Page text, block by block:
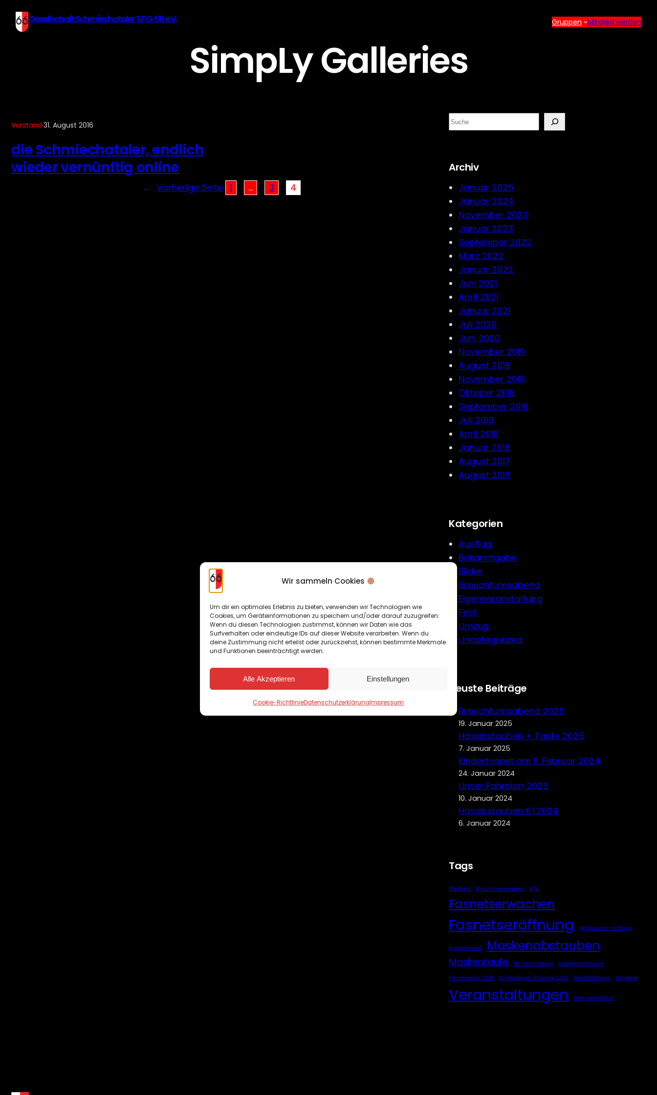
Wir sammeln Cookies
Um dir ein optimales Erlebnis zu bieten, verwenden wir Technologien wie
Cookies, um Geräteinformationen zu speichern und/oder darauf zuzugreifen.
Wenn du diesen Technologien zustimmst, können wir Daten wie das
Surfverhalten oder eindeutige IDs auf dieser Website verarbeiten. Wenn du
deine Zustimmung nicht erteilst oder zurückziehst, können bestimmte Merkmale
und Funktionen beeinträchtigt werden.
Alle Akzeptieren Einstellungen
Cookie-RichtlinieDatenschutzerklärungImpressum
Gesellschaft Schmiechataler T.F.G. 66 e.V. Gruppen Mitglied werden
SimpLy Galleries
Vorstand·31. August 2016
die Schmiechataler, endlich
wieder vernünftig online
← Vorherige Seite 1 … 3 4
S
e
c
h
Archiv
Januar 2025
Januar 2024
November 2023
Januar 2023
September 2022
März 2022
Januar 2022
Juni 2021
April 2021
Januar 2021
Juli 2020
Juni 2020
November 2019
August 2019
November 2018
Oktober 2018
September 2018
Juli 2018
April 2018
Januar 2018
August 2017
August 2016
Kategorien
Ausflug
Bekanntgabe
Bilder
Brauchtumsabend
Eigenveranstaltung
Fest
Umzug
Uncategorized
Neuste Beiträge
Brauchtumsabend 2025
19. Januar 2025
Häsabstauben + Taufe 2025
7. Januar 2025
Kinderfasnet am 11. Februar 2024
24. Januar 2024
Unser Fahrplan 2025
10. Januar 2024
Häsabstauben 6.1.2024
6. Januar 2024
Tags
Albstadt Brauchtumsabend BTA
Fasnetserwachen
Fasnetseröffnung Hallenveranstaltung
Kinderfasnet Maskenabstauben
Maskentaufe Narrenfahrplan
Ordensverleihung
Prinzenpaar 2018
SchmoDo im Talgang 2022 Truchtelfingen Umzüge
Veranstaltungen Weihnachtsdorf